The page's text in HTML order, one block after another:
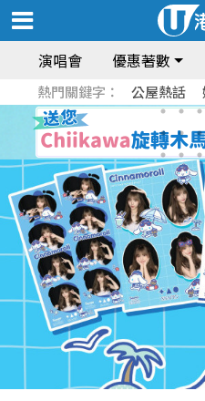
演唱會 優惠著數
熱門關鍵字： 公屋熱話